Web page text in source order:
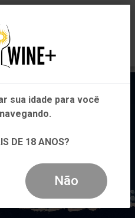
sua idade para você
DE 18 ANOS?
Não